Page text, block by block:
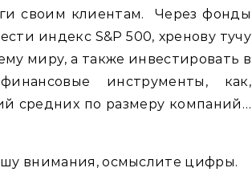
своим клиентам. Через фонды
индекс S&P 500, хренову тучу
миру, а также инвестировать в
инструменты, как,
средних по размеру компаний…
внимания, осмыслите цифры.